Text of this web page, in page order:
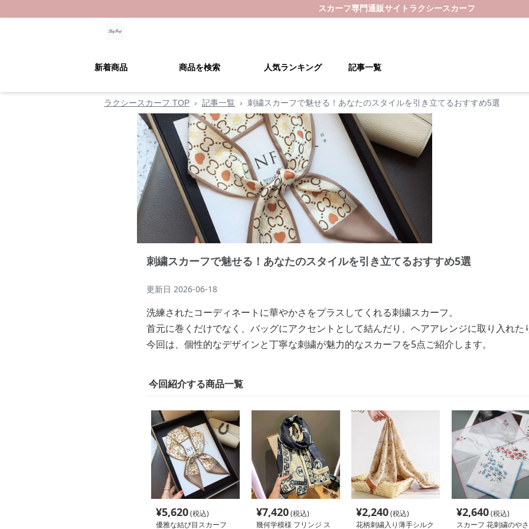
スカーフ専門通販サイト ラクシースカーフ
新着商品 商品を検索 人気ランキング 記事一覧
ラクシースカーフ TOP › 記事一覧 › 刺繍スカーフで魅せる！あなたのスタイルを引き立てるおすすめ5選
刺繍スカーフで魅せる！あなたのスタイルを引き立てるおすすめ5選
更新日 2026-06-18
洗練されたコーディネートに華やかさをプラスしてくれる刺繍スカーフ。
首元に巻くだけでなく、バッグにアクセントとして結んだり、ヘアアレンジに取り入れ
今回は、個性的なデザインと丁寧な刺繍が魅力的なスカーフを5点ご紹介します。
今回紹介する商品一覧
¥5,620(税込)
優雅な結び目スカーフ
¥7,420(税込)
幾何学模様 フリンジ ス
¥2,240(税込)
花柄刺繍入り薄手シルク
¥2,640(税込)
スカーフ 花刺繍のやさ